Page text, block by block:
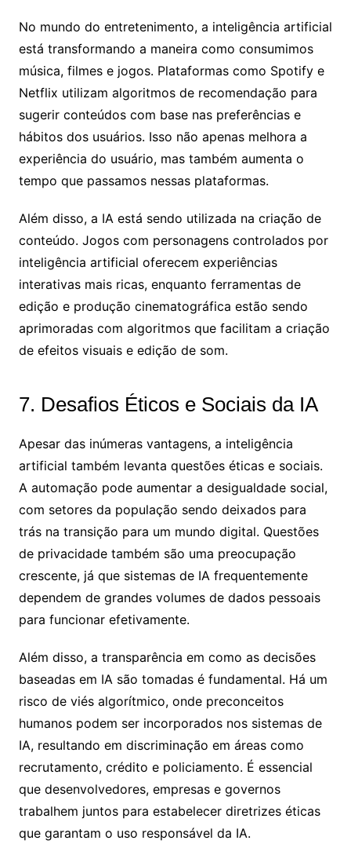
No mundo do entretenimento, a inteligência artificial
está transformando a maneira como consumimos
música, filmes e jogos. Plataformas como Spotify e
Netflix utilizam algoritmos de recomendação para
sugerir conteúdos com base nas preferências e
hábitos dos usuários. Isso não apenas melhora a
experiência do usuário, mas também aumenta o
tempo que passamos nessas plataformas.
Além disso, a IA está sendo utilizada na criação de
conteúdo. Jogos com personagens controlados por
inteligência artificial oferecem experiências
interativas mais ricas, enquanto ferramentas de
edição e produção cinematográfica estão sendo
aprimoradas com algoritmos que facilitam a criação
de efeitos visuais e edição de som.
7. Desafios Éticos e Sociais da IA
Apesar das inúmeras vantagens, a inteligência
artificial também levanta questões éticas e sociais.
A automação pode aumentar a desigualdade social,
com setores da população sendo deixados para
trás na transição para um mundo digital. Questões
de privacidade também são uma preocupação
crescente, já que sistemas de IA frequentemente
dependem de grandes volumes de dados pessoais
para funcionar efetivamente.
Além disso, a transparência em como as decisões
baseadas em IA são tomadas é fundamental. Há um
risco de viés algorítmico, onde preconceitos
humanos podem ser incorporados nos sistemas de
IA, resultando em discriminação em áreas como
recrutamento, crédito e policiamento. É essencial
que desenvolvedores, empresas e governos
trabalhem juntos para estabelecer diretrizes éticas
que garantam o uso responsável da IA.